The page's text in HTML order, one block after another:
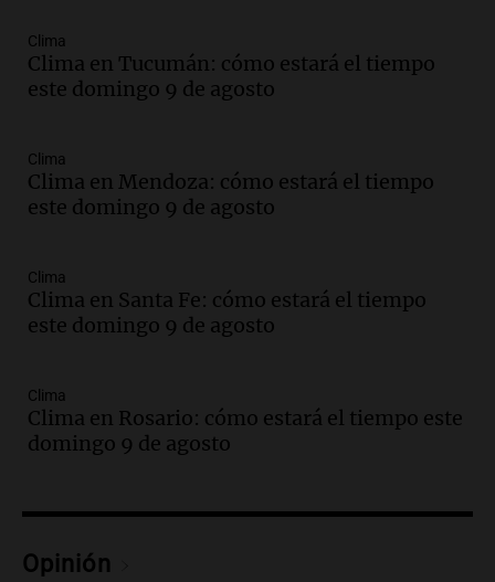
Audio.Joan Gaspart: "Sin Jorge, no sé si
Episodios
Audio.El orgullo y el sueño argentino de
Una mañana para todos
Episodios
Una mañana para todos
Episodios
del desayuno ideal: qué alimentos
Una mañana para todos
Clima
Clima en Tucumán: cómo estará el tiempo
este domingo 9 de agosto
Clima
Clima en Mendoza: cómo estará el tiempo
este domingo 9 de agosto
Clima
Clima en Santa Fe: cómo estará el tiempo
este domingo 9 de agosto
Clima
Clima en Rosario: cómo estará el tiempo este
domingo 9 de agosto
Opinión